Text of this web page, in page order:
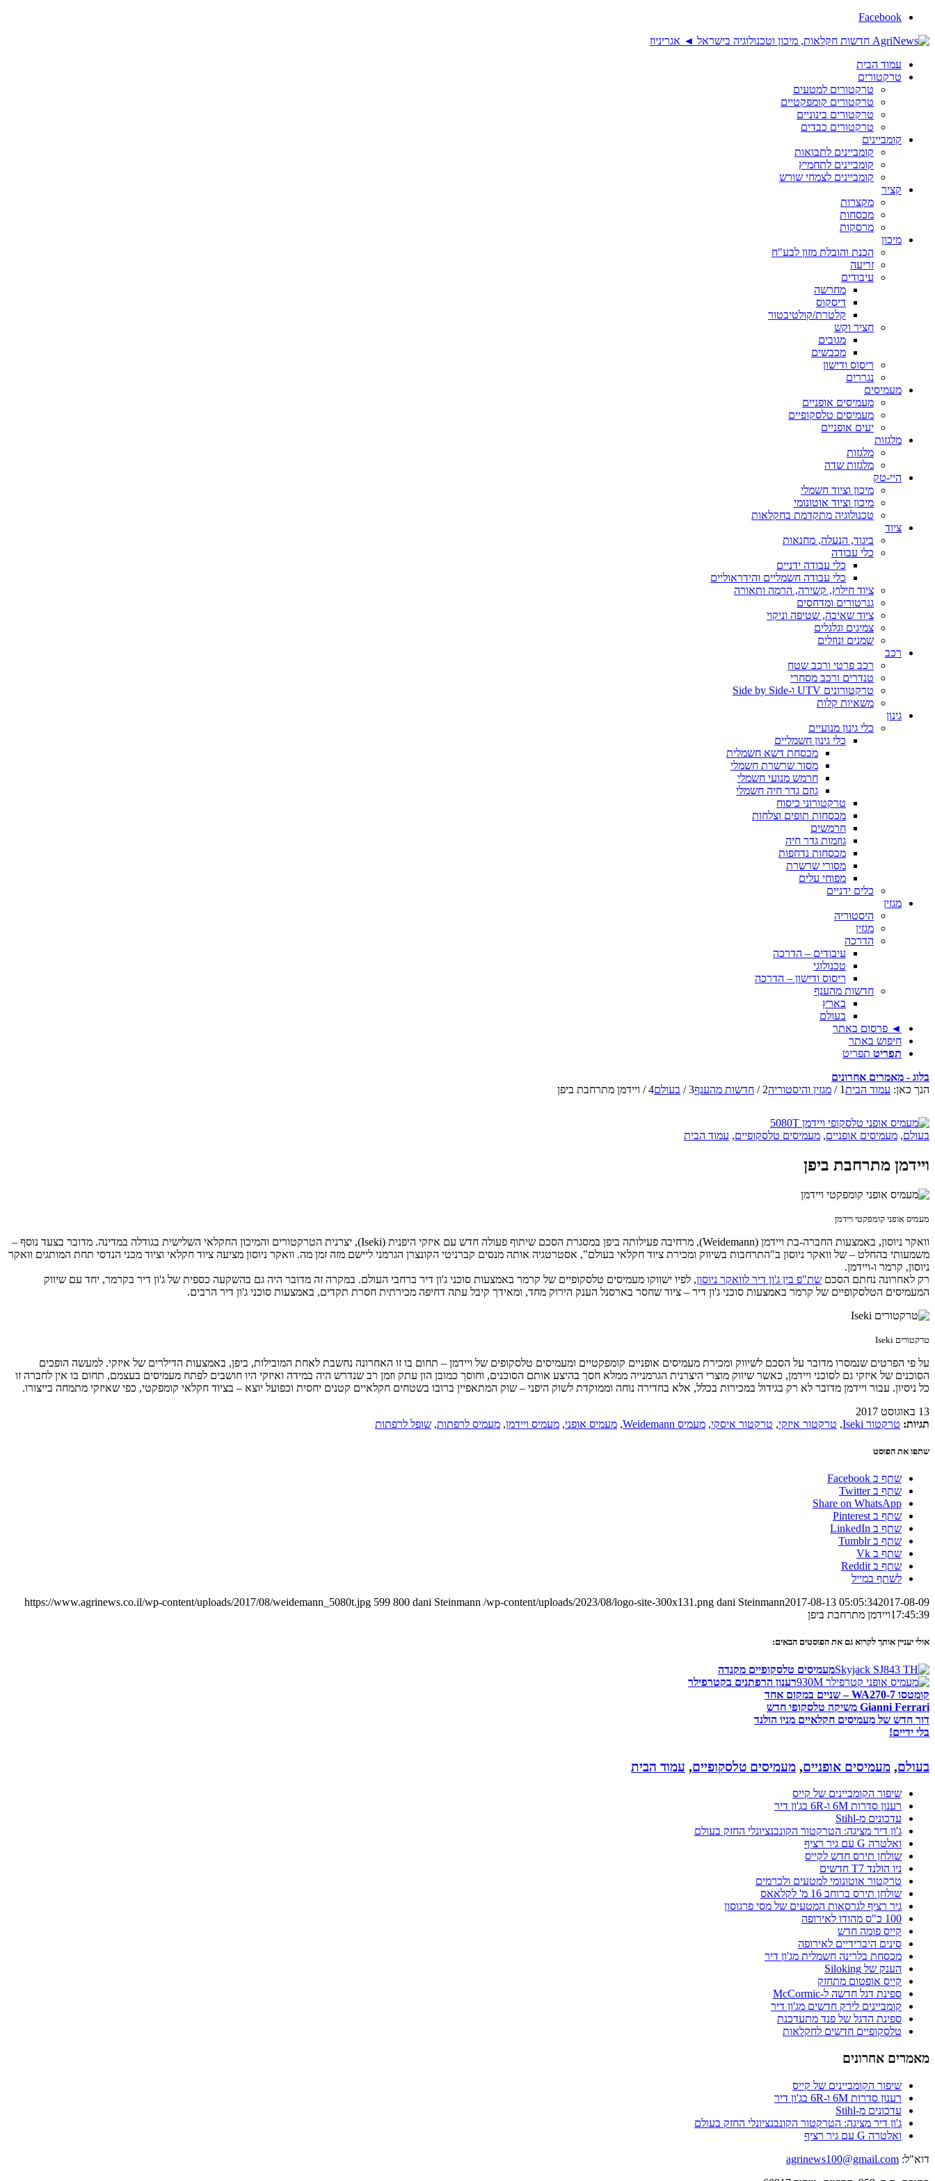
Facebook
עמוד הבית
טרקטורים
טרקטורים למטעים
טרקטורים קומפקטיים
טרקטורים בינוניים
טרקטורים כבדים
קומביינים
קומביינים לתבואות
קומביינים לתחמיץ
קומביינים לצמחי שורש
קציר
מקצרות
מכסחות
מרסקות
מיכון
הכנת והובלת מזון לבע"ח
זריעה
עיבודים
מחרשה
דיסקוס
קלטרת/קולטיבטור
חציר וקש
מגובים
מכבשים
ריסוס ודישון
נגררים
מעמיסים
מעמיסים אופניים
מעמיסים טלסקופיים
יעים אופניים
מלגזות
מלגזות
מלגזות שדה
היי-טק
מיכון וציוד חשמלי
מיכון וציוד אוטונומי
טכנולוגיה מתקדמת בחקלאות
ציוד
ביגוד, הנעלה, מחנאות
כלי עבודה
כלי עבודה ידניים
כלי עבודה חשמליים והידראוליים
ציוד חילוץ, קשירה, הרמה ותאורה
גנרטורים ומדחסים
ציוד שאיבה, שטיפה וניקוי
צמיגים וגלגלים
שמנים ונוזלים
רכב
רכב פרטי ורכב שטח
טנדרים ורכב מסחרי
טרקטורונים UTV ו-Side by Side
משאיות קלות
גינון
כלי גינון מנועיים
כלי גינון חשמליים
מכסחת דשא חשמלית
מסור שרשרת חשמלי
חרמש מנועי חשמלי
גוזם גדר חיה חשמלי
טרקטורוני כיסוח
מכסחות תופים וצלחות
חרמשים
גוזמות גדר חיה
מכסחות נדחפות
מסורי שרשרת
מפוחי עלים
כלים ידניים
מגזין
היסטוריה
מגזין
הדרכה
עיבודים – הדרכה
טכנולוגי
ריסוס ודישון – הדרכה
חדשות מהענף
בארץ
בעולם
◄ פרסום באתר
חיפוש באתר
תפריט תפריט
בלוג - מאמרים אחרונים
הנך כאן: עמוד הבית1
/ מגזין והיסטוריה2
/ חדשות מהענף3
/ בעולם4
/ ויידמן מתרחבת ביפן
בעולם, מעמיסים אופניים, מעמיסים טלסקופיים, עמוד הבית
ויידמן מתרחבת ביפן
מעמיס אופני קומפקטי ויידמן
וואקר ניוסון, באמצעות החברה-בת ויידמן (Weidemann), מרחיבה פעילותה ביפן במסגרת הסכם שיתוף פעולה חדש עם איזקי היפנית (Iseki), יצרנית הטרקטורים והמיכון החקלאי השלישית בגודלה במדינה. מדובר בצעד נוסף –
משמעותי בהחלט – של וואקר ניוסון ב"התרחבות בשיווק ומכירת ציוד חקלאי בעולם", אסטרטגיה אותה מנסים קברניטי הקונצרן הגרמני ליישם מזה זמן מה. וואקר ניוסון מציעה ציוד חקלאי וציוד מכני הנדסי תחת המותגים וואקר
ניוסון, קרמר ו-ויידמן.
רק לאחרונה נחתם הסכם שת"פ בין ג'ון דיר לוואקר ניוסון, לפיו ישווקו מעמיסים טלסקופיים של קרמר באמצעות סוכני ג'ון דיר ברחבי העולם. במקרה זה מדובר היה גם בהשקעה כספית של ג'ון דיר בקרמר, יחד עם שיווק
המעמיסים הטלסקופיים של קרמר באמצעות סוכני ג'ון דיר – ציוד שחסר בארסנל הענק הירוק מחד, ומאידך קיבל עתה דחיפה מכירתית חסרת תקדים, באמצעות סוכני ג'ון דיר הרבים.
טרקטורים Iseki
על פי הפרטים שנמסרו מדובר על הסכם לשיווק ומכירת מעמיסים אופניים קומפקטיים ומעמיסים טלסקופים של ויידמן – תחום בו זו האחרונה נחשבת לאחת המובילות, ביפן, באמצעות הדילרים של איזקי. למעשה הופכים
הסוכנים של איזקי גם לסוכני ויידמן, כאשר שיווק מוצרי היצרנית הגרמנייה ממלא חסך בהיצע אותם הסוכנים, וחוסך כמובן הון עתק וזמן רב שנדרש היה במידה ואיזקי היו חושבים לפתח מעמיסים בעצמם, תחום בו אין לחברה זו
כל ניסיון. עבור ויידמן מדובר לא רק בגידול במכירות בכלל, אלא בחדירה נוחה וממוקדת לשוק היפני – שוק המתאפיין ברובו בשטחים חקלאיים קטנים יחסית וכפועל יוצא – בציוד חקלאי קומפקטי, כפי שאיזקי מתמחה בייצורו.
13 באוגוסט 2017
תגיות: טרקטור Iseki , טרקטור איזקי, טרקטור איסקי, מעמיס Weidemann , מעמיס אופני, מעמיס ויידמן, מעמיס לרפתות, שופל לרפתות
שתפו את הפוסט
שתף ב Facebook
שתף ב Twitter
Share on WhatsApp
שתף ב Pinterest
שתף ב LinkedIn
שתף ב Tumblr
שתף ב Vk
שתף ב Reddit
לשתף במייל
https://www.agrinews.co.il/wp-content/uploads/2017/08/weidemann_5080t.jpg 599 800 dani Steinmann /wp-content/uploads/2023/08/logo-site-300x131.png dani Steinmann2017-08-13 05:05:342017-08-09
17:45:39ויידמן מתרחבת ביפן
אולי יעניין אותך לקרוא גם את הפוסטים הבאים:
מעמיסים טלסקופיים מקנדה
רענון הרפתנים בקטרפילר
קומטסו WA270-7 – שניים במקום אחד
Gianni Ferrari משיקה טלסקופי חדש
דור חדש של מעמיסים חקלאיים מניו הולנד
בלי ידיים!
בעולם, מעמיסים אופניים, מעמיסים טלסקופיים, עמוד הבית
שיפור הקומביינים של קייס
רענון סדרות 6M ו-6R בג'ון דיר
עדכונים מ-Stihl
ג'ון דיר מציגה: הטרקטור הקונבנציונלי החזק בעולם
ואלטרה G עם גיר רציף
שולחן תירס חדש לקייס
ניו הולנד T7 חדשים
טרקטור אוטונומי למטעים ולכרמים
שולחן תירס ברוחב 16 מ' לקלאאס
גיר רציף לגרסאות המטעים של מסי פרגוסון
100 כ"ס מהודו לאירופה
קייס פומה חדש
סינים היברידיים לאירופה
מכסחת בלרינה חשמלית מג'ון דיר
הענק של Siloking
קייס אופטום מתחזק
ספינת דגל חדשה ל-McCormic
קומביינים לירק חדשים מג'ון דיר
ספינת הדגל של פנד מתעדכנת
טלסקופיים חדשים לחקלאות
מאמרים אחרונים
שיפור הקומביינים של קייס
רענון סדרות 6M ו-6R בג'ון דיר
עדכונים מ-Stihl
ג'ון דיר מציגה: הטרקטור הקונבנציונלי החזק בעולם
ואלטרה G עם גיר רציף
דוא"ל: agrinews100@gmail.com